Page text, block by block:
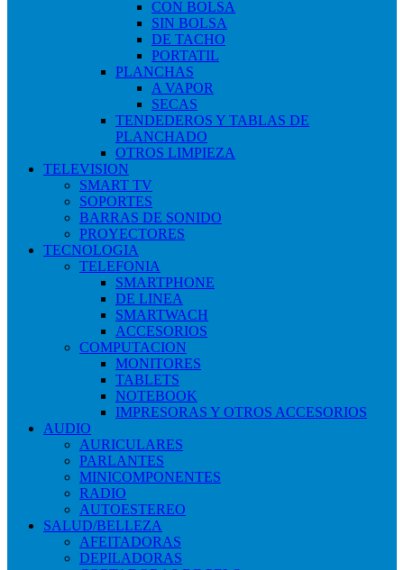
CON BOLSA
SIN BOLSA
DE TACHO
PORTATIL
PLANCHAS
A VAPOR
SECAS
TENDEDEROS Y TABLAS DE
PLANCHADO
OTROS LIMPIEZA
TELEVISION
SMART TV
SOPORTES
BARRAS DE SONIDO
PROYECTORES
TECNOLOGIA
TELEFONIA
SMARTPHONE
DE LINEA
SMARTWACH
ACCESORIOS
COMPUTACION
MONITORES
TABLETS
NOTEBOOK
IMPRESORAS Y OTROS ACCESORIOS
AUDIO
AURICULARES
PARLANTES
MINICOMPONENTES
RADIO
AUTOESTEREO
SALUD/BELLEZA
AFEITADORAS
DEPILADORAS